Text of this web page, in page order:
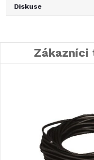
Diskuse
Zákazníci